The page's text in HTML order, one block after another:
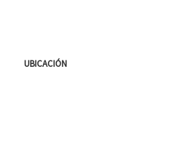
UBICACIÓN